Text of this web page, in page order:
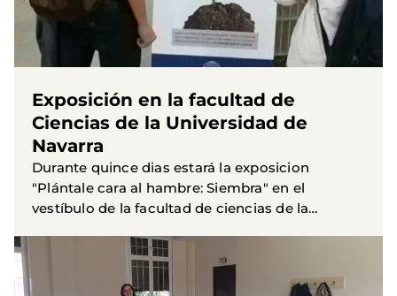
Exposición en la facultad de
Ciencias de la Universidad de
Navarra
Durante quince dias estará la exposicion
"Plántale cara al hambre: Siembra" en el
vestíbulo de la facultad de ciencias de la